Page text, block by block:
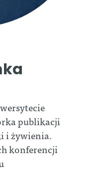
publikacji
i żywienia.
konferencji